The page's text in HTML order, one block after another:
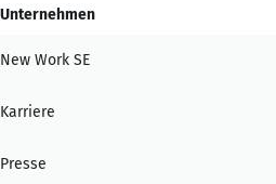
Unternehmen
New Work SE
Karriere
Presse